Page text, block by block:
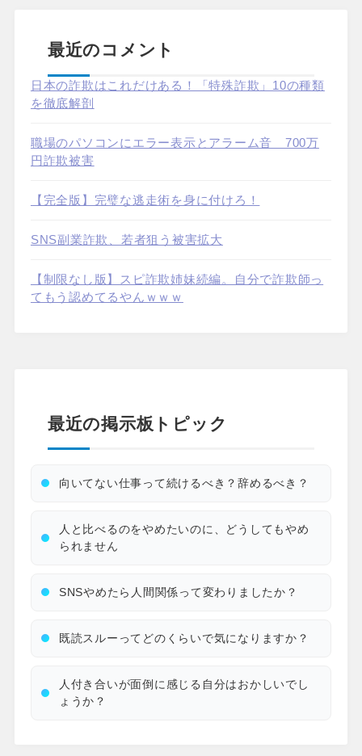
最近のコメント
日本の詐欺はこれだけある！「特殊詐欺」10の種類
を徹底解剖
職場のパソコンにエラー表示とアラーム音 700万
円詐欺被害
【完全版】完璧な逃走術を身に付けろ！
SNS副業詐欺、若者狙う被害拡大
【制限なし版】スピ詐欺姉妹続編。自分で詐欺師っ
てもう認めてるやんｗｗｗ
最近の掲示板トピック
向いてない仕事って続けるべき？辞めるべき？
人と比べるのをやめたいのに、どうしてもやめ
られません
SNSやめたら人間関係って変わりましたか？
既読スルーってどのくらいで気になりますか？
人付き合いが面倒に感じる自分はおかしいでし
ょうか？